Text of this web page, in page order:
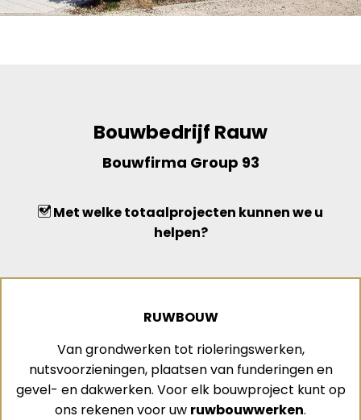
Bouwbedrijf Rauw
Bouwfirma Group 93
Met welke totaalprojecten kunnen we u
helpen?
RUWBOUW
Van grondwerken tot rioleringswerken,
nutsvoorzieningen, plaatsen van funderingen en
gevel- en dakwerken. Voor elk bouwproject kunt op
ons rekenen voor uw ruwbouwwerken.